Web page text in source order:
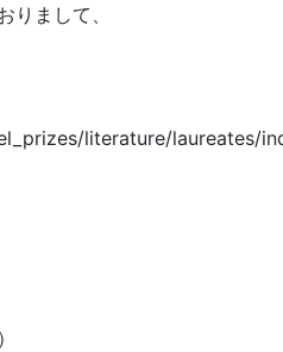
りまして、
literature/laureates/